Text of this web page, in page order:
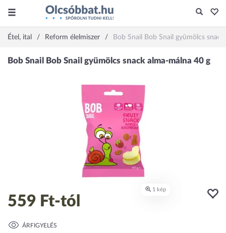
Étel, ital Reform élelmiszer Bob Snail Bob Snail gyümölcs
559 Ft-tól
ÁRFIGYELÉS